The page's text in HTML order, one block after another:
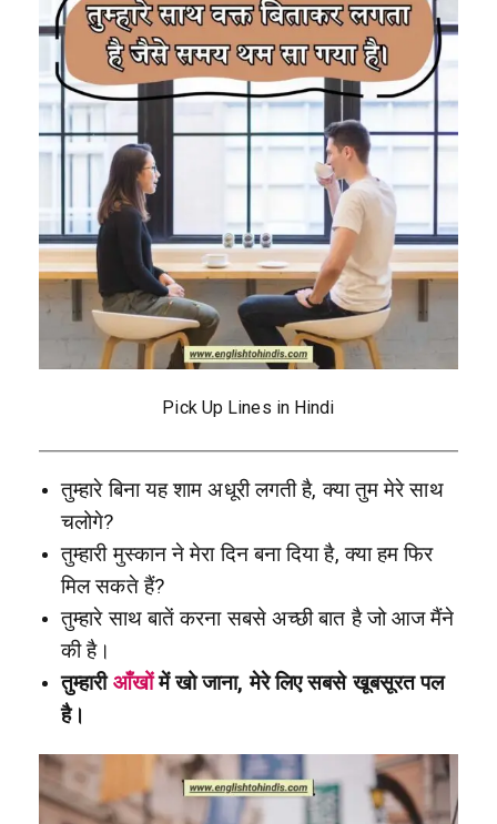
Pick Up Lines in Hindi
तुम्हारे बिना यह शाम अधूरी लगती है, क्या तुम मेरे साथ
चलोगे?
तुम्हारी मुस्कान ने मेरा दिन बना दिया है, क्या हम फिर
मिल सकते हैं?
तुम्हारे साथ बातें करना सबसे अच्छी बात है जो आज मैंने
की है।
तुम्हारीआँखोंमें खो जाना, मेरे लिए सबसे खूबसूरत पल
है।